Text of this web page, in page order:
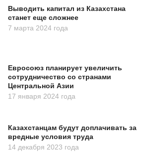
Выводить капитал из Казахстана
станет еще сложнее
7 марта 2024 года
Евросоюз планирует увеличить
сотрудничество со странами
Центральной Азии
17 января 2024 года
Казахстанцам будут доплачивать за
вредные условия труда
14 декабря 2023 года